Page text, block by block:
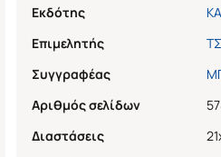
δείχνει να μην απειλείται...
βιβλίου)
Εκδότης
Επιμελητής
Συγγραφέας
Αριθμός σελίδων
Διαστάσεις